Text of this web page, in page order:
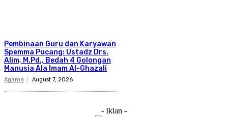
Pembinaan Guru dan Karyawan
Spemma Pucang: Ustadz Drs.
Alim, M.Pd., Bedah 4 Golongan
Manusia Ala Imam Al-Ghazali
Agama August 7, 2026
- Iklan -